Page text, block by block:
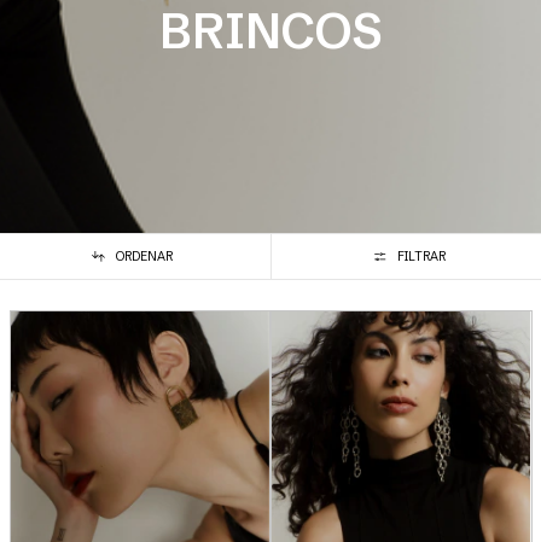
BRINCOS
ORDENAR FILTRAR